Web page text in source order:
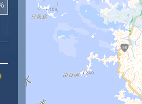
13時 14時
31